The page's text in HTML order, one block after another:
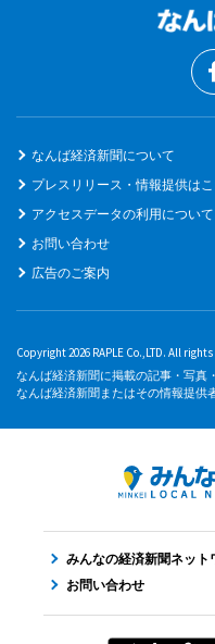
なんば経済新聞について
プレスリリース・情報提供は
アクセスデータの利用について
お問い合わせ
広告のご案内
Copyright 2026 RAPLE Co.,LTD. All
なんば経済新聞に掲載の記事・写真
なんば経済新聞またはその情報提供
みんなの経済新聞ネット
お問い合わせ